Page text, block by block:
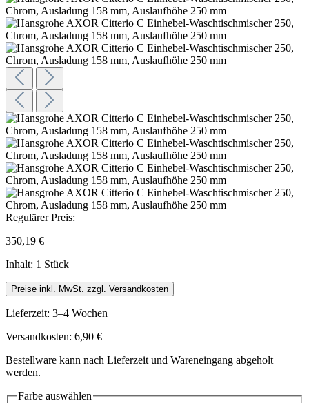
Regulärer Preis:
350,19 €
Inhalt: 1 Stück
Preise inkl. MwSt. zzgl. Versandkosten
Lieferzeit: 3–4 Wochen
Versandkosten: 6,90 €
Bestellware kann nach Lieferzeit und Wareneingang abgeholt
werden.
Farbe auswählen